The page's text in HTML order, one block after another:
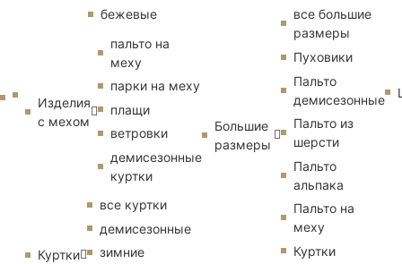
бежевые
Изделия
с мехом
пальто на
меху
парки на меху
плащи
ветровки
демисезонные
куртки
Куртки
все куртки
демисезонные
зимние
Большие
размеры
все большие
размеры
Пуховики
Пальто
демисезонные
Пальто из
шерсти
Пальто
альпака
Пальто на
меху
Куртки